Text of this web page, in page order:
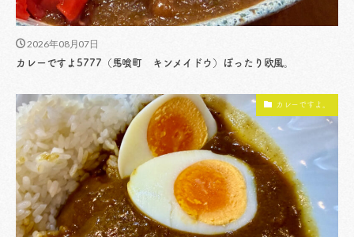
2026年08月07日
カレーですよ5777（馬喰町 キンメイドウ）ぽったり欧風。
カレーですよ。